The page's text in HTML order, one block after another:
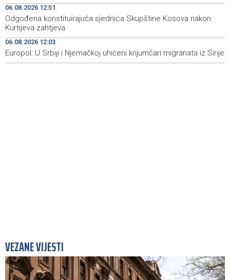
19:55
Drugi Festival bakri okupio mještane i posjetitelje kod
Livna
19:45
Novi Travnik receives first direct EU funding for UNESCO
heritage project
06.08.2026 12:51
Odgođena konstituirajuća sjednica Skupštine Kosova nakon
Kurtijeva zahtjeva
06.08.2026 12:03
Europol: U Srbiji i Njemačkoj uhićeni krijumčari migranata iz Sirije
VEZANE VIJESTI